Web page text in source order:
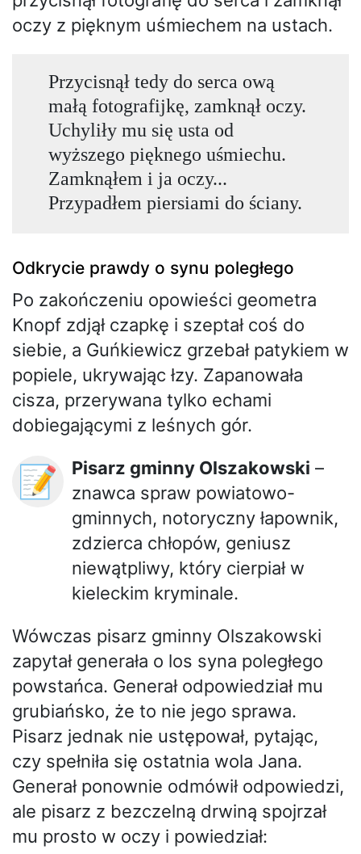
oczy z pięknym uśmiechem na ustach.
Przycisnął tedy do serca ową
małą fotografijkę, zamknął oczy.
Uchyliły mu się usta od
wyższego pięknego uśmiechu.
Zamknąłem i ja oczy...
Przypadłem piersiami do ściany.
Odkrycie prawdy o synu poległego
Po zakończeniu opowieści geometra
Knopf zdjął czapkę i szeptał coś do
siebie, a Guńkiewicz grzebał patykiem w
popiele, ukrywając łzy. Zapanowała
cisza, przerywana tylko echami
dobiegającymi z leśnych gór.
📝 Pisarz gminny Olszakowski –
znawca spraw powiatowo-
gminnych, notoryczny łapownik,
zdzierca chłopów, geniusz
niewątpliwy, który cierpiał w
kieleckim kryminale.
Wówczas pisarz gminny Olszakowski
zapytał generała o los syna poległego
powstańca. Generał odpowiedział mu
grubiańsko, że to nie jego sprawa.
Pisarz jednak nie ustępował, pytając,
czy spełniła się ostatnia wola Jana.
Generał ponownie odmówił odpowiedzi,
ale pisarz z bezczelną drwiną spojrzał
mu prosto w oczy i powiedział: